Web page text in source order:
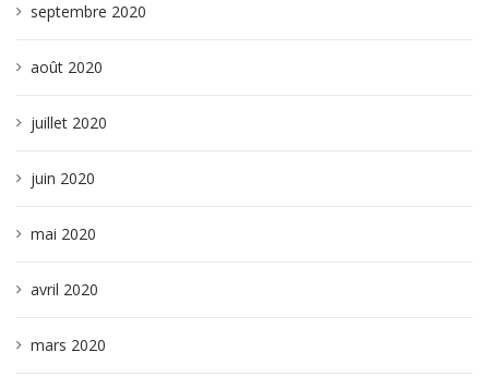
septembre 2020
août 2020
juillet 2020
juin 2020
mai 2020
avril 2020
mars 2020